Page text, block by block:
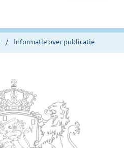
Informatie over publicatie